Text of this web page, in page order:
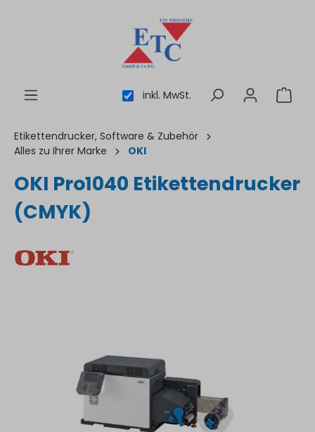
inkl. MwSt.
Etikettendrucker, Software & Zubehör
Alles zu Ihrer Marke
OKI
OKI Pro1040 Etikettendrucker
(CMYK)